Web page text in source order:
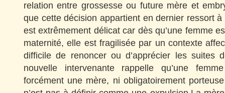
relation entre grossesse ou future mère et
que cette décision appartient en dernier ressort
est extrêmement délicat car dès qu’une femme
maternité, elle est fragilisée par un contexte
difficile de renoncer ou d’apprécier les suites
nouvelle intervenante rappelle qu’une
forcément une mère, ni obligatoirement